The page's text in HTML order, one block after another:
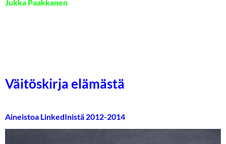
Jukka Paakkanen
Väitöskirja elämästä
Aineistoa LinkedInistä 2012-2014